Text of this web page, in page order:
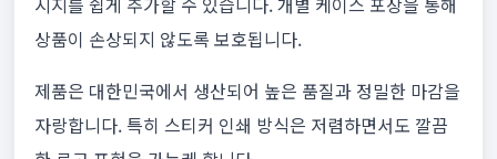
상품이 손상되지 않도록 보호됩니다.
제품은 대한민국에서 생산되어 높은 품질과 정밀한 마감을
자랑합니다. 특히 스티커 인쇄 방식은 저렴하면서도 깔끔